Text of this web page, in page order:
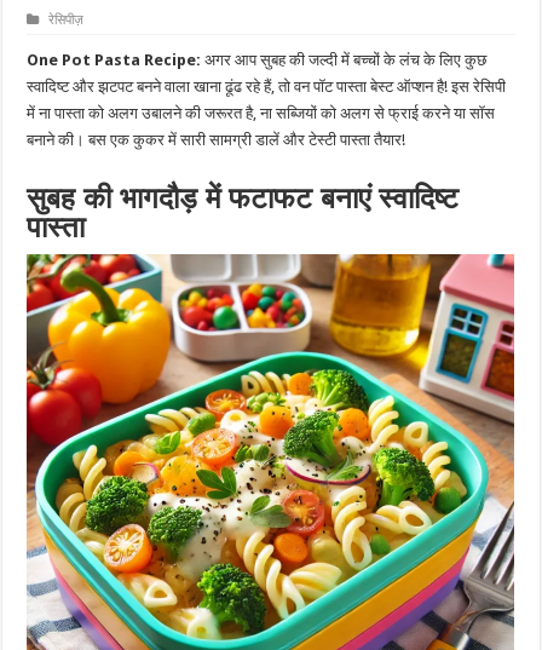
रेसिपीज़
One Pot Pasta Recipe: अगर आप सुबह की जल्दी में बच्चों के लंच के लिए कुछ
स्वादिष्ट और झटपट बनने वाला खाना ढूंढ रहे हैं, तो वन पॉट पास्ता बेस्ट ऑप्शन है! इस रेसिपी
में ना पास्ता को अलग उबालने की जरूरत है, ना सब्जियों को अलग से फ्राई करने या सॉस
बनाने की। बस एक कुकर में सारी सामग्री डालें और टेस्टी पास्ता तैयार!
सुबह की भागदौड़ में फटाफट बनाएं स्वादिष्ट
पास्ता